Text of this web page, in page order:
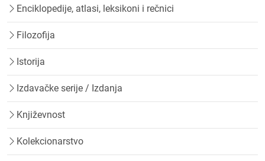
Enciklopedije, atlasi, leksikoni i rečnici
Filozofija
Istorija
Izdavačke serije / Izdanja
Književnost
Kolekcionarstvo